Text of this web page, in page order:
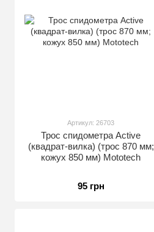
Артикул: 26703
Трос спидометра Active
(квадрат-вилка) (трос 870 мм;
кожух 850 мм) Mototech
95 грн